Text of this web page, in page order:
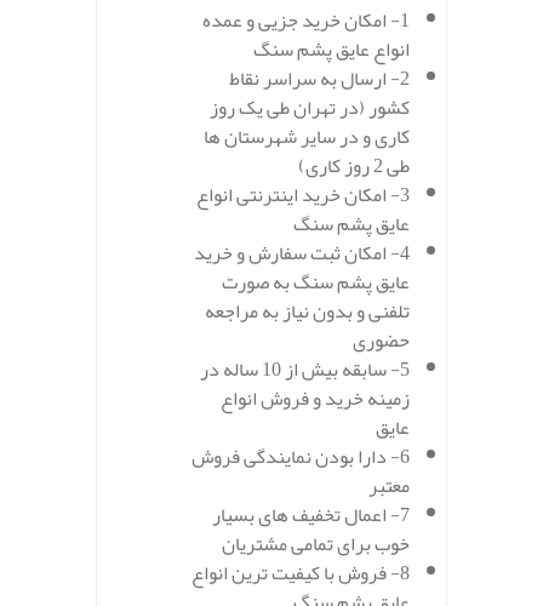
1- امکان خرید جزیی و عمده
انواع عایق پشم سنگ
2- ارسال به سراسر نقاط
کشور (در تهران طی یک روز
کاری و در سایر شهرستان ها
طی 2 روز کاری)
3- امکان خرید اینترنتی انواع
عایق پشم سنگ
4- امکان ثبت سفارش و خرید
عایق پشم سنگ به صورت
تلفنی و بدون نیاز به مراجعه
حضوری
5- سابقه بیش از 10 ساله در
زمینه خرید و فروش انواع
عایق
6- دارا بودن نمایندگی فروش
معتبر
7- اعمال تخفیف های بسیار
خوب برای تمامی مشتریان
8- فروش با کیفیت ترین انواع